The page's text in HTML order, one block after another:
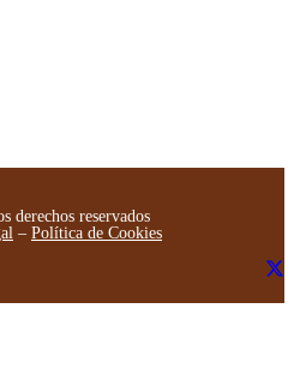
derechos reservados
– Política de Cookies